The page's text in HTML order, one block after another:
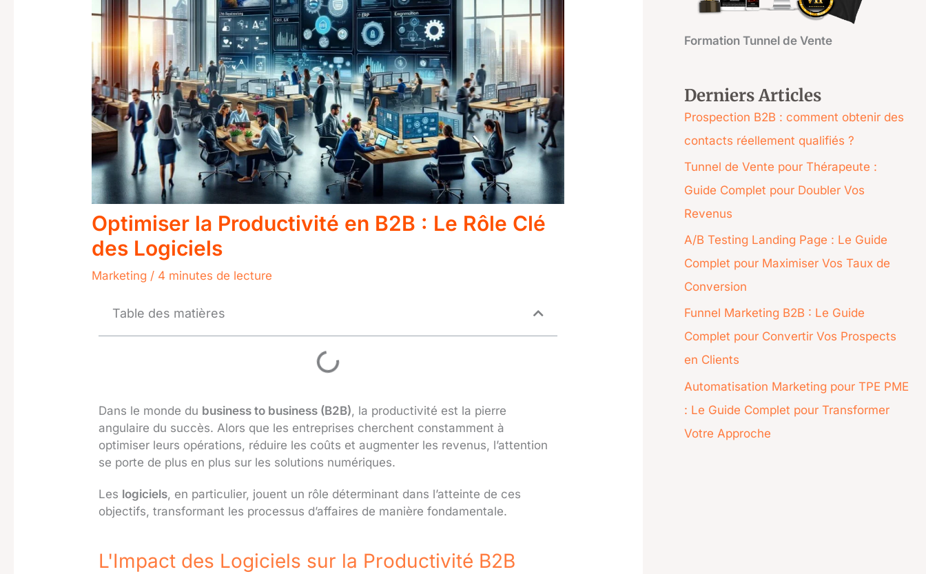
Optimiser la Productivité en B2B : Le Rôle Clé
des Logiciels
Marketing / 4 minutes de lecture
Table des matières
Dans le monde du business to business (B2B), la productivité est la pierre
angulaire du succès. Alors que les entreprises cherchent constamment à
optimiser leurs opérations, réduire les coûts et augmenter les revenus, l’attention
se porte de plus en plus sur les solutions numériques.
Les logiciels, en particulier, jouent un rôle déterminant dans l’atteinte de ces
objectifs, transformant les processus d’affaires de manière fondamentale.
L'Impact des Logiciels sur la Productivité B2B
h
r
Formation Tunnel de Vente
Derniers Articles
Prospection B2B : comment obtenir des
contacts réellement qualifiés ?
Tunnel de Vente pour Thérapeute :
Guide Complet pour Doubler Vos
Revenus
A/B Testing Landing Page : Le Guide
Complet pour Maximiser Vos Taux de
Conversion
Funnel Marketing B2B : Le Guide
Complet pour Convertir Vos Prospects
en Clients
Automatisation Marketing pour TPE PME
: Le Guide Complet pour Transformer
Votre Approche